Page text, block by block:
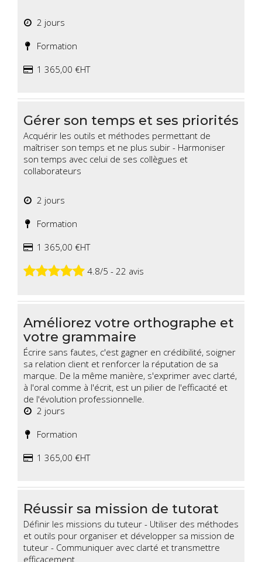
2 jours
Formation
1 365,00 €HT
Gérer son temps et ses priorités
Acquérir les outils et méthodes permettant de
maîtriser son temps et ne plus subir - Harmoniser
son temps avec celui de ses collègues et
collaborateurs
2 jours
Formation
1 365,00 €HT
4.8/5 - 22 avis
Améliorez votre orthographe et
votre grammaire
Écrire sans fautes, c'est gagner en crédibilité, soigner
sa relation client et renforcer la réputation de sa
marque. De la même manière, s'exprimer avec clarté,
à l'oral comme à l'écrit, est un pilier de l'efficacité et
de l'évolution professionnelle.
2 jours
Formation
1 365,00 €HT
Réussir sa mission de tutorat
Définir les missions du tuteur - Utiliser des méthodes
et outils pour organiser et développer sa mission de
tuteur - Communiquer avec clarté et transmettre
efficacement